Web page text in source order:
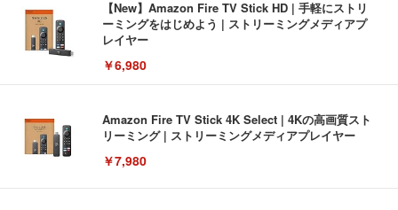
【New】Amazon Fire TV Stick HD | 手軽にストリ
ーミングをはじめよう | ストリーミングメディアプ
レイヤー
￥6,980
Amazon Fire TV Stick 4K Select | 4Kの高画質スト
リーミング | ストリーミングメディアプレイヤー
￥7,980